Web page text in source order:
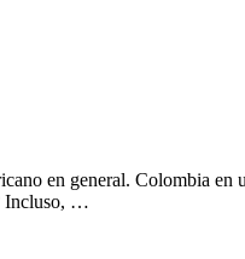
en general. Colombia en
Incluso, …